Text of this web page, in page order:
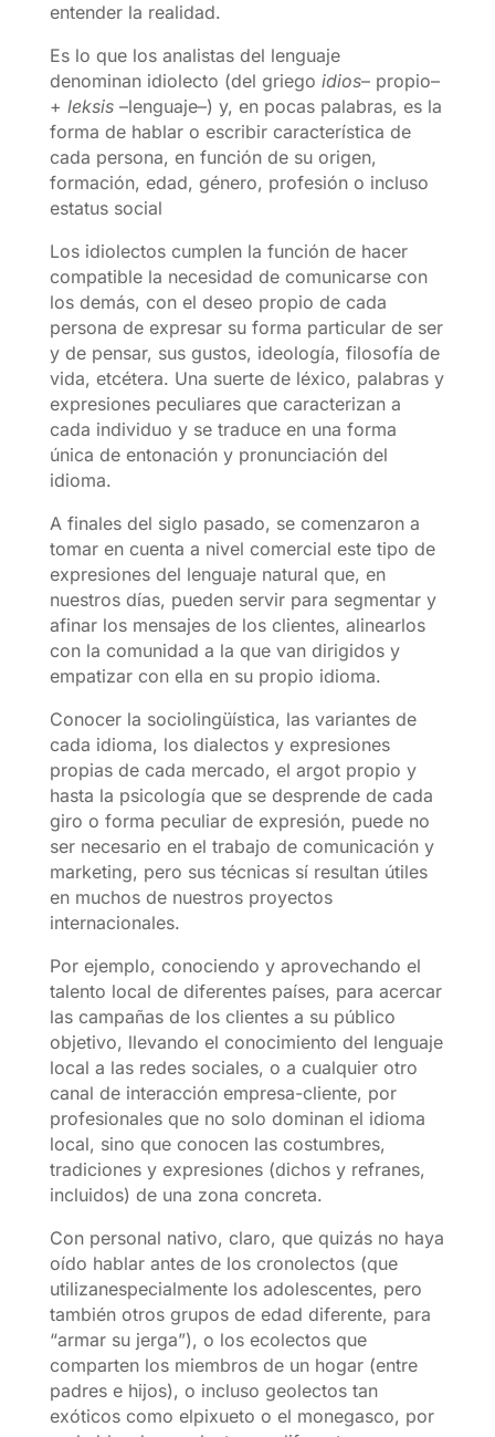
entender la realidad.
Es lo que los analistas del lenguaje
denominan idiolecto (del griego idios– propio–
+ leksis–lenguaje–) y, en pocas palabras, es la
forma de hablar o escribir característica de
cada persona, en función de su origen,
formación, edad, género, profesión o incluso
estatus social
Los idiolectos cumplen la función de hacer
compatible la necesidad de comunicarse con
los demás, con el deseo propio de cada
persona de expresar su forma particular de ser
y de pensar, sus gustos, ideología, filosofía de
vida, etcétera. Una suerte de léxico, palabras y
expresiones peculiares que caracterizan a
cada individuo y se traduce en una forma
única de entonación y pronunciación del
idioma.
A finales del siglo pasado, se comenzaron a
tomar en cuenta a nivel comercial este tipo de
expresiones del lenguaje natural que, en
nuestros días, pueden servir para segmentar y
afinar los mensajes de los clientes, alinearlos
con la comunidad a la que van dirigidos y
empatizar con ella en su propio idioma.
Conocer la sociolingüística, las variantes de
cada idioma, los dialectos y expresiones
propias de cada mercado, el argot propio y
hasta la psicología que se desprende de cada
giro o forma peculiar de expresión, puede no
ser necesario en el trabajo de comunicación y
marketing, pero sus técnicas sí resultan útiles
en muchos de nuestros proyectos
internacionales.
Por ejemplo, conociendo y aprovechando el
talento local de diferentes países, para acercar
las campañas de los clientes a su público
objetivo, llevando el conocimiento del lenguaje
local a las redes sociales, o a cualquier otro
canal de interacción empresa-cliente, por
profesionales que no solo dominan el idioma
local, sino que conocen las costumbres,
tradiciones y expresiones (dichos y refranes,
incluidos) de una zona concreta.
Con personal nativo, claro, que quizás no haya
oído hablar antes de los cronolectos (que
utilizanespecialmente los adolescentes, pero
también otros grupos de edad diferente, para
“armar su jerga”), o los ecolectos que
comparten los miembros de un hogar (entre
padres e hijos), o incluso geolectos tan
exóticos como elpixueto o el monegasco, por